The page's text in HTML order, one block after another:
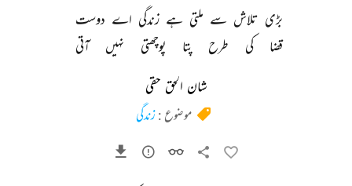
بڑی تلاش سے ملتی ہے زندگی اے دوست
قضا
کی طرح پتا پوچھتی نہیں آتی
شان الحق حقی
موضوع :زندگی